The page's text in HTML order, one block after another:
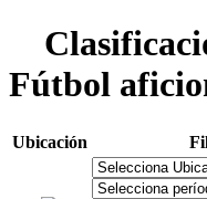
Fútbol
Ubicación